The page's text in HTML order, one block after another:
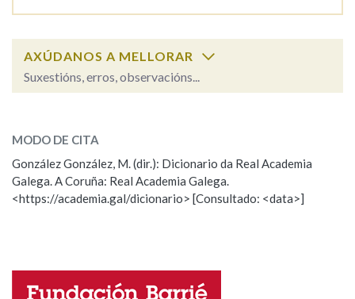
OUTRAS OPCIÓNS DE BUSCA
Pertence a
AXÚDANOS A MELLORAR
Suxestións, erros, observacións...
ESCOLLE UNHA OPCIÓN:
Observación Hai un erro na palabra
Propoño mellorar a definición
Nome
MODO DE CITA
González González, M. (dir.): Dicionario da Real Academia
Galega. A Coruña: Real Academia Galega.
<https://academia.gal/dicionario> [Consultado: <data>]